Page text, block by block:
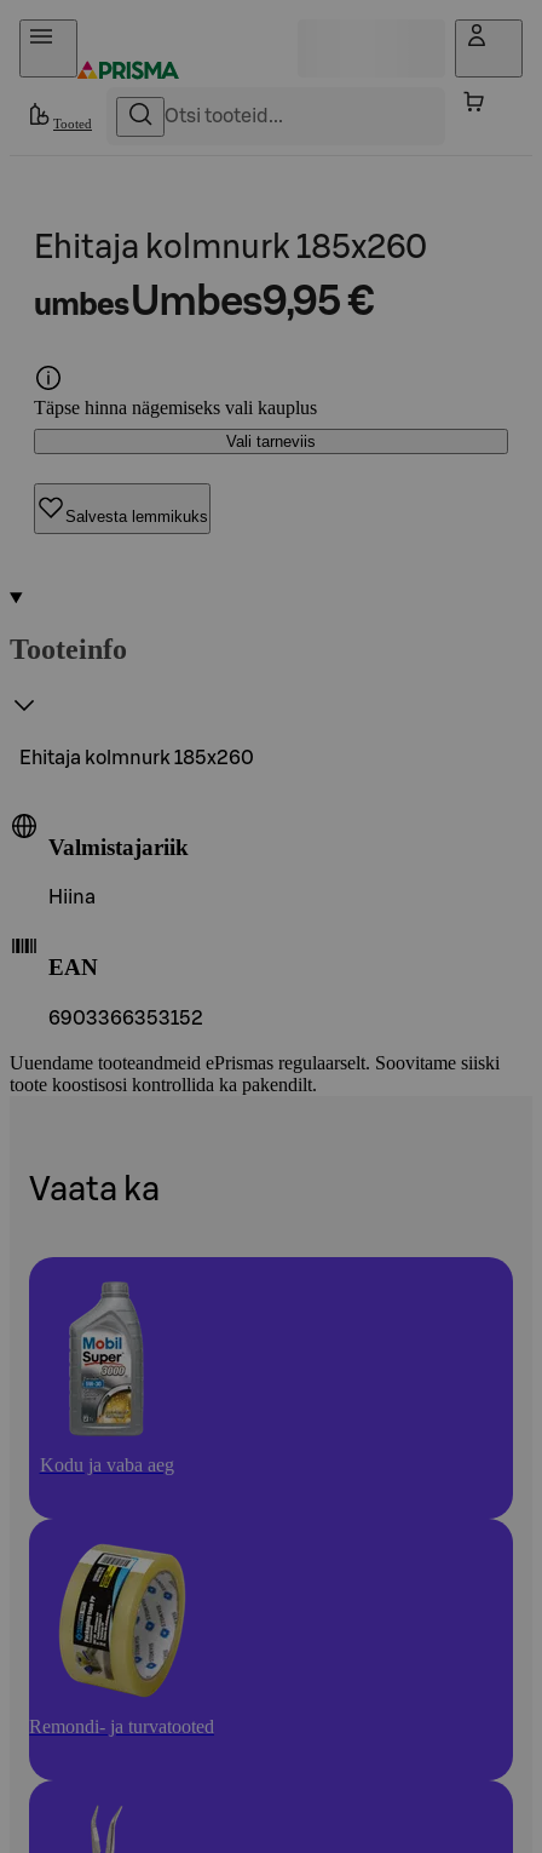
Otse sisu juurde
Tooted
Ehitaja kolmnurk 185x260
umbesUmbes9,95 €
Täpse hinna nägemiseks vali kauplus
Vali tarneviis
Salvesta lemmikuks
Tooteinfo
Ehitaja kolmnurk 185x260
Valmistajariik
Hiina
EAN
6903366353152
Uuendame tooteandmeid ePrismas regulaarselt. Soovitame siiski
toote koostisosi kontrollida ka pakendilt.
Vaata ka
Kodu ja vaba aeg
Remondi- ja turvatooted